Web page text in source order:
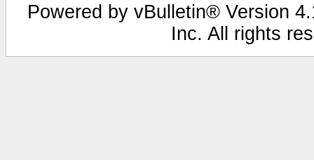
Powered by vBulletin® Version
Inc. All rights